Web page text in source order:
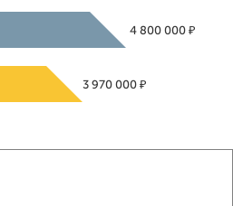
4 800 000 ₽
3 970 000 ₽